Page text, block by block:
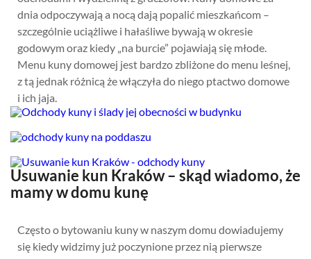
dnia odpoczywają a nocą dają popalić mieszkańcom –
szczególnie uciążliwe i hałaśliwe bywają w okresie
godowym oraz kiedy „na burcie” pojawiają się młode.
Menu kuny domowej jest bardzo zbliżone do menu leśnej,
z tą jednak różnicą że włączyła do niego ptactwo domowe
i ich jaja.
Usuwanie kun Kraków – skąd wiadomo, że
mamy w domu kunę
Często o bytowaniu kuny w naszym domu dowiadujemy
się kiedy widzimy już poczynione przez nią pierwsze